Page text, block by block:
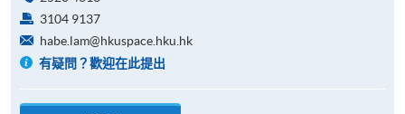
3104 9137
habe.lam@hkuspace.hku.hk
有疑問？歡迎在此提出